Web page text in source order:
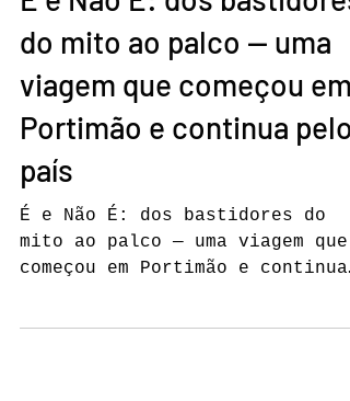
JOVENS
É e Não É: dos bastidores
do mito ao palco — uma
viagem que começou em
Portimão e continua pelo
país
É e Não É: dos bastidores do
começou em Portimão e continua